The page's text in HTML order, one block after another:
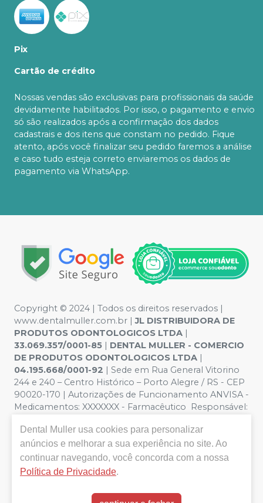
Pix
Cartão de crédito
Nossas vendas são exclusivas para profissionais da saúde
devidamente habilitados. Por isso, o pagamento e envio
só são realizados após a confirmação dos dados
cadastrais e dos itens que constam no pedido. Fique
atento, após você finalizar seu pedido faremos a análise
e caso tudo esteja correto enviaremos os dados de
pagamento via WhatsApp.
Copyright © 2024 | Todos os direitos reservados |
www.dentalmuller.com.br |JL DISTRIBUIDORA DE
PRODUTOS ODONTOLOGICOS LTDA |
33.069.357/0001-85 | DENTAL MULLER - COMERCIO
DE PRODUTOS ODONTOLOGICOS LTDA |
04.195.668/0001-92 | Sede em Rua General Vitorino
244 e 240 – Centro Histórico – Porto Alegre / RS - CEP
90020-170 | Autorizações de Funcionamento ANVISA -
Medicamentos: XXXXXXX - Farmacêutico Responsável:
Segurança - Fotos meramente ilustrativas - Os preços e
condições da loja virtual estão sujeitos a alterações. Em
caso de divergência de preços no site, o valor válido é o
do Carrinho de Compra. Não vendemos por atacado,
compras de grandes volumes pelo site.
Dental Muller usa cookies para personalizar
anúncios e melhorar a sua experiência no site. Ao
continuar navegando, você concorda com a nossa
Política de Privacidade.